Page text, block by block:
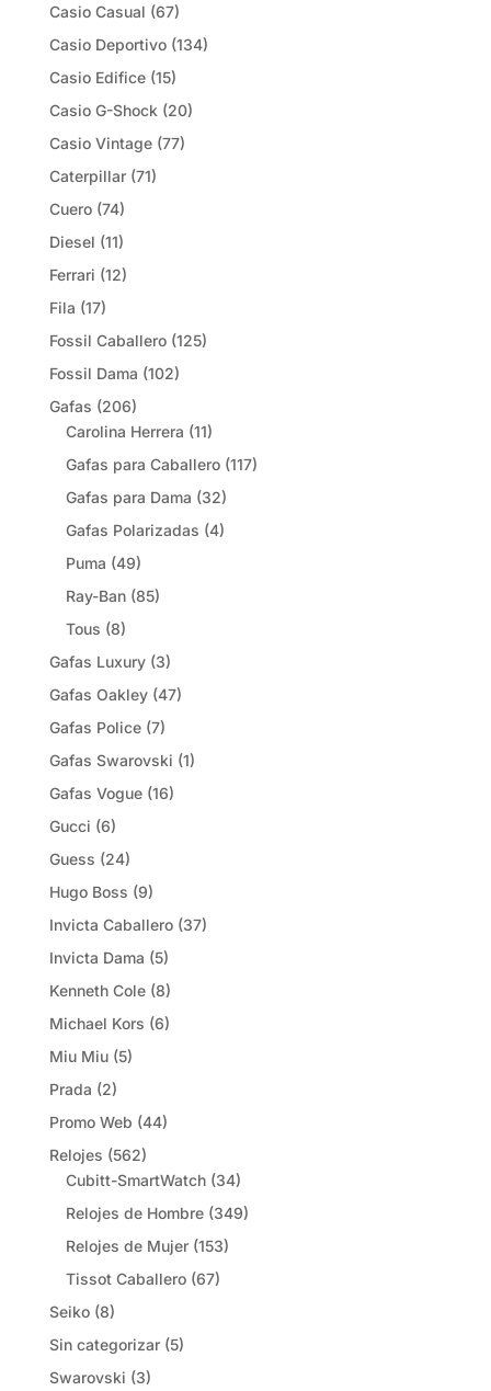
Casio Casual (67)
Casio Deportivo (134)
Casio Edifice (15)
Casio G-Shock (20)
Casio Vintage (77)
Caterpillar (71)
Cuero (74)
Diesel (11)
Ferrari (12)
Fila (17)
Fossil Caballero (125)
Fossil Dama (102)
Gafas (206)
Carolina Herrera (11)
Gafas para Caballero (117)
Gafas para Dama (32)
Gafas Polarizadas (4)
Puma (49)
Ray-Ban (85)
Tous (8)
Gafas Luxury (3)
Gafas Oakley (47)
Gafas Police (7)
Gafas Swarovski (1)
Gafas Vogue (16)
Gucci (6)
Guess (24)
Hugo Boss (9)
Invicta Caballero (37)
Invicta Dama (5)
Kenneth Cole (8)
Michael Kors (6)
Miu Miu (5)
Prada (2)
Promo Web (44)
Relojes (562)
Cubitt-SmartWatch (34)
Relojes de Hombre (349)
Relojes de Mujer (153)
Tissot Caballero (67)
Seiko (8)
Sin categorizar (5)
Swarovski (3)